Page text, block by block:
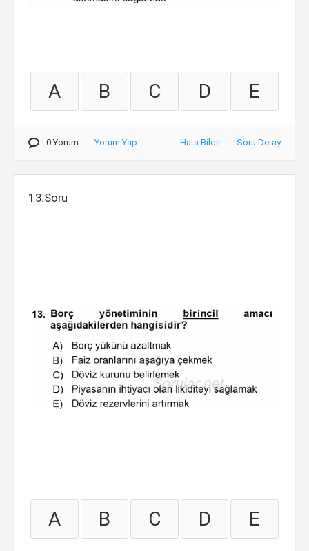
A B C D E
0 Yorum Yorum Yap Hata Bildir Soru Detay
13.Soru
A B C D E